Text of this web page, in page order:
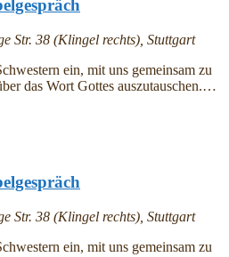
Str. 38 (Klingel rechts), Stuttgart
ein, mit uns gemeinsam zu
das Wort Gottes auszutauschen.…
Str. 38 (Klingel rechts), Stuttgart
ein, mit uns gemeinsam zu